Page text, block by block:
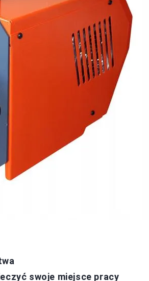
swoje miejsce pracy